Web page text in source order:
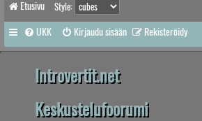
Etusivu Style:
UKK Kirjaudu sisään Rekisteröidy
Introvertit.net
Keskustelufoorumi